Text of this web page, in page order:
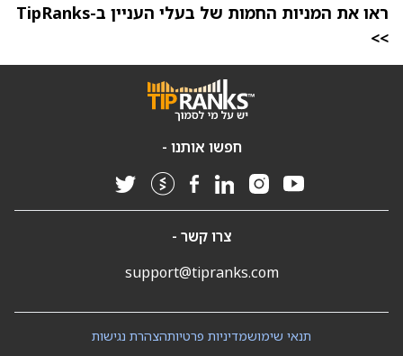
ראו את המניות החמות של בעלי העניין ב-TipRanks
>>
חפשו אותנו -
צרו קשר -
support@tipranks.com
הצהרת נגישותמדיניות פרטיותתנאי שימוש